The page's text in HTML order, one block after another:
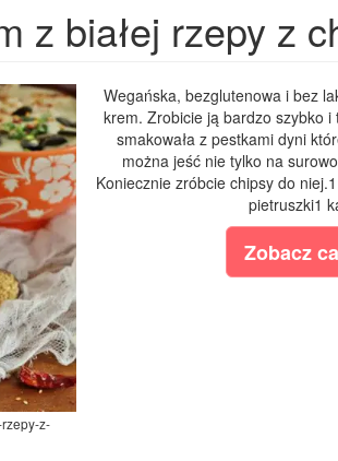
z białej rzepy z
z-
Wegańska, bezglutenowa i bez
krem. Zrobicie ją bardzo szybko
smakowała z pestkami dyni
można jeść nie tylko na
Koniecznie zróbcie chipsy do
pietruszki1
Zobacz